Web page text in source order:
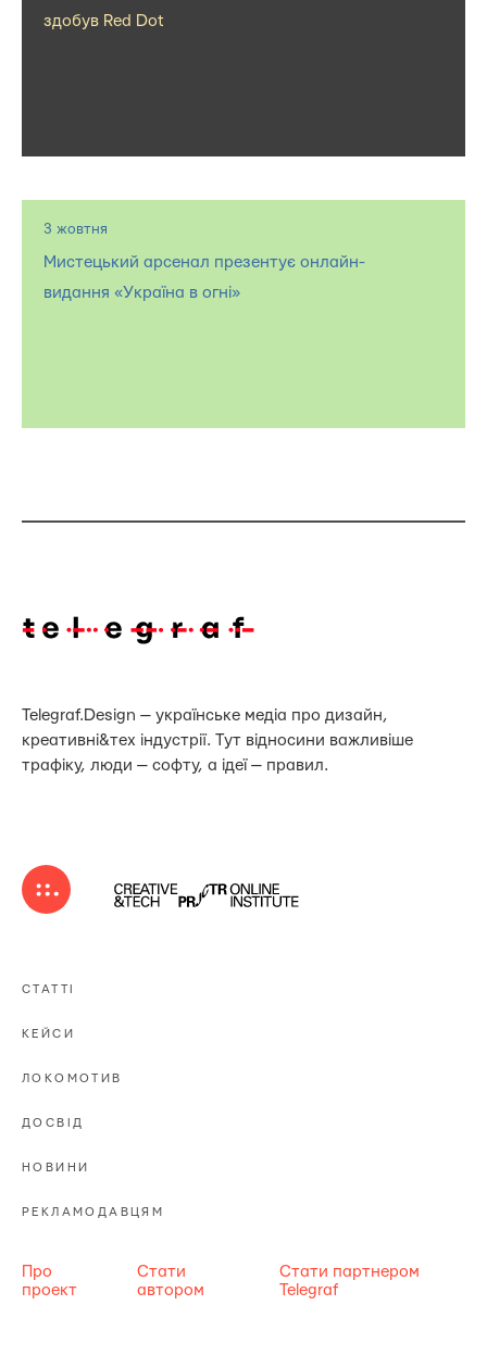
здобув Red Dot
3 жовтня
Мистецький арсенал презентує онлайн-
видання «Україна в огні»
Telegraf.Design — українське медіа про дизайн,
креативні&тех індустрії. Тут відносини важливіше
трафіку, люди — софту, а ідеї — правил.
СТАТТІ
КЕЙСИ
ЛОКОМОТИВ
ДОСВІД
НОВИНИ
РЕКЛАМОДАВЦЯМ
Про
проект
Стати
автором
Стати партнером
Telegraf